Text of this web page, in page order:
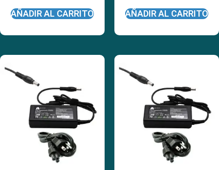
AÑADIR AL CARRITO AÑADIR AL CARRITO